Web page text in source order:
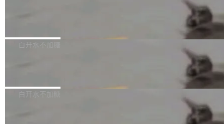
自研的多个文生3D和...
整性保护。效果是：吞吐量提升 41%，每 token
让语音识别不再只是听清，而是真正听懂。通过
w 不要求标准普通话，方言识别覆盖粤语、吴语
新和少量网页兼容性修复版本。 Changes/fixe
容提供的字体时出现的几个问题 为避免音频加
白开水不加糖
发布的 Release Notes，他利用 AI 工具（如 Co
白开水不加糖